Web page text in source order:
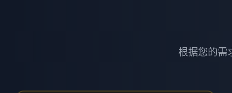
根据您的需